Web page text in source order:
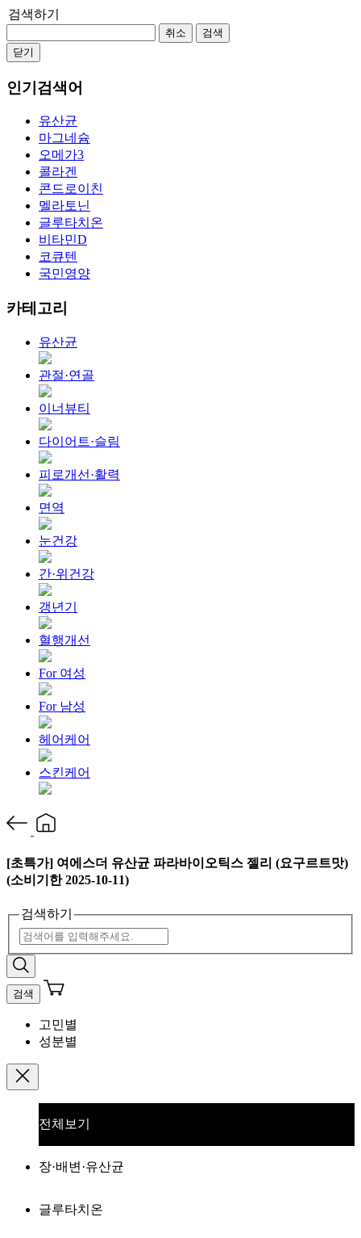
검색하기
취소
검색
닫기
인기검색어
유산균
마그네슘
오메가3
콜라겐
콘드로이친
멜라토닌
글루타치온
비타민D
코큐텐
국민영양
카테고리
유산균
관절·연골
이너뷰티
다이어트·슬림
피로개선·활력
면역
눈건강
간·위건강
갱년기
혈행개선
For 여성
For 남성
헤어케어
스킨케어
[초특가] 여에스더 유산균 파라바이오틱스 젤리 (요구르트맛)
(소비기한 2025-10-11)
검색하기
검색
고민별
성분별
전체보기
장·배변·유산균
글루타치온